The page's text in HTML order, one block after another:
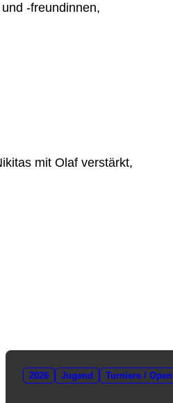
-freundinnen,
mit Olaf verstärkt,
2026 Jugend Turniere / Open